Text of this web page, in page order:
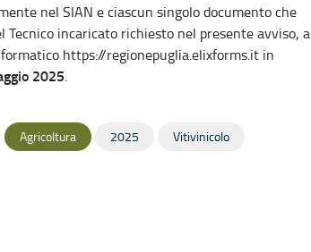
nel SIAN e ciascun singolo documento che
incaricato richiesto nel presente avviso, a
https://regionepuglia.elixforms.it in
2025.
Agricoltura 2025
Vitivinicolo